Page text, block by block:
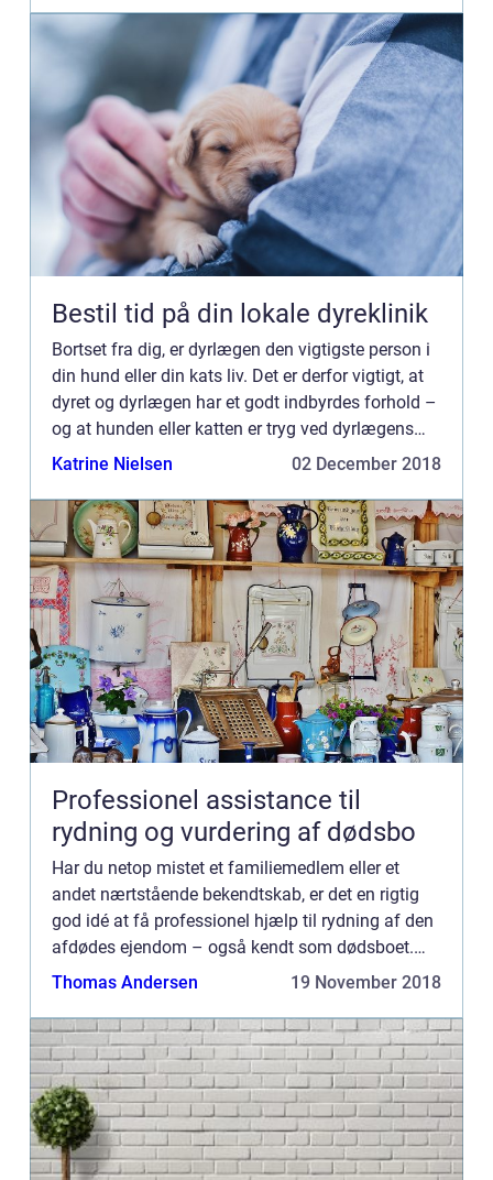
Bestil tid på din lokale dyreklinik
Bortset fra dig, er dyrlægen den vigtigste person i
din hund eller din kats liv. Det er derfor vigtigt, at
dyret og dyrlægen har et godt indbyrdes forhold –
og at hunden eller katten er tryg ved dyrlægens
klinik. Det er meget ...
Katrine Nielsen 02 December 2018
Professionel assistance til
rydning og vurdering af dødsbo
Har du netop mistet et familiemedlem eller et
andet nærtstående bekendtskab, er det en rigtig
god idé at få professionel hjælp til rydning af den
afdødes ejendom – også kendt som dødsboet.
Hvor...
Thomas Andersen 19 November 2018